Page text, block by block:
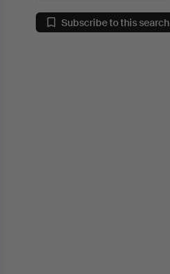
Subscribe to this search